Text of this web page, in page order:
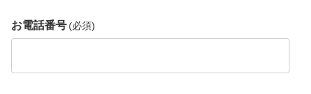
お電話番号 (必須)